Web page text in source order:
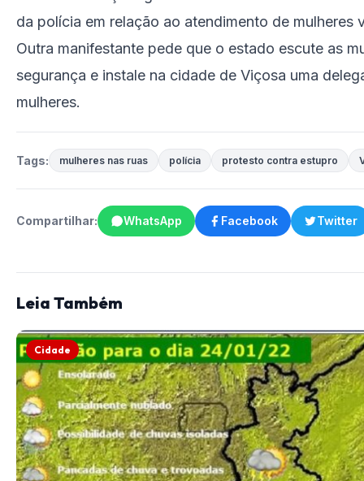
da polícia em relação ao atendimento de mulheres
Outra manifestante pede que o estado escute as
segurança e instale na cidade de Viçosa uma
mulheres.
Tags: mulheres nas ruas polícia protesto contra estupro
Compartilhar: WhatsApp Facebook Twitter
Leia Também
Cidade